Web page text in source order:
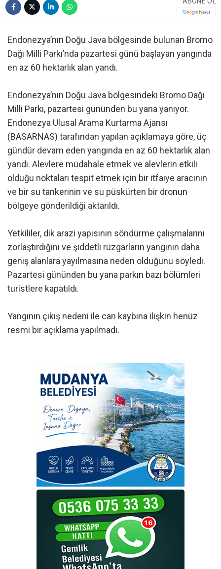
Endonezya’nın Doğu Java bölgesinde bulunan Bromo
Dağı Milli Parkı’nda pazartesi günü başlayan yangında
en az 60 hektarlık alan yandı.
Endonezya’nın Doğu Java bölgesindeki Bromo Dağı
Milli Parkı, pazartesi gününden bu yana yanıyor.
Endonezya Ulusal Arama Kurtarma Ajansı
(BASARNAS) tarafından yapılan açıklamaya göre, üç
gündür devam eden yangında en az 60 hektarlık alan
yandı. Alevlere müdahale etmek ve alevlerin etkili
olduğu noktaları tespit etmek için bir itfaiye aracının
ve bir su tankerinin ve su püskürten bir dronun
bölgeye gönderildiği aktarıldı.
Yetkililer, dik arazi yapısının söndürme çalışmalarını
zorlaştırdığını ve şiddetli rüzgarların yangının daha
geniş alanlara yayılmasına neden olduğunu söyledi.
Pazartesi gününden bu yana parkın bazı bölümleri
turistlere kapatıldı.
Yangının çıkış nedeni ile can kaybına ilişkin henüz
resmi bir açıklama yapılmadı.